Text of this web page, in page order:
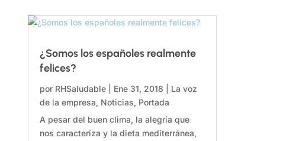
¿Somos los españoles realmente
felices?
por RHSaludable| Ene 31, 2018
La voz
de la empresa, Noticias, Portada
A pesar del buen clima, la alegría que
nos caracteriza y la dieta mediterránea,